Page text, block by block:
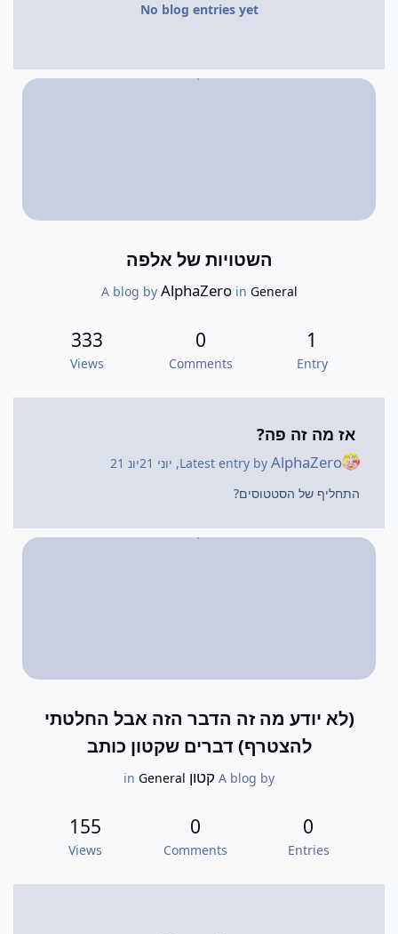
No blog entries yet
השטויות של אלפה
A blog by AlphaZeroin General
1
Entry
0
Comments
333
Views
אז מה זה פה?
Latest entry byAlphaZero
, יוני 21
יונ 21
התחליף של הסטטוסים?
(לא יודע מה זה הדבר הזה אבל החלטתי
להצטרף) דברים שקטון כותב
A blog by קטון General
0
Entries
0
Comments
155
Views